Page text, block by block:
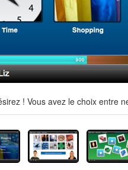
! Vous avez le choix entre